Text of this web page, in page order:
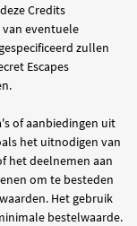
Credits
eventuele
zullen
Escapes
of aanbiedingen uit
het uitnodigen van
het deelnemen aan
om te besteden
Het gebruik
bestelwaarde.